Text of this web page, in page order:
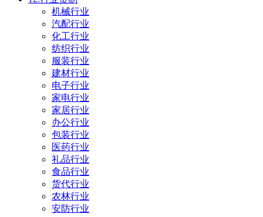
机械行业
汽配行业
化工行业
纺织行业
服装行业
建材行业
电子行业
家电行业
家居行业
办公行业
包装行业
医药行业
礼品行业
食品行业
货代行业
农林行业
安防行业